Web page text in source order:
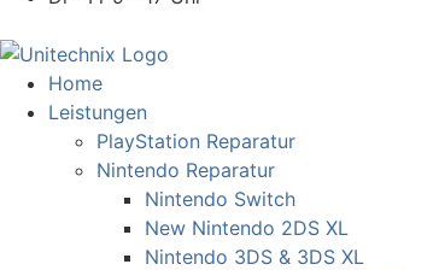
Home
Leistungen
PlayStation Reparatur
Nintendo Reparatur
Nintendo Switch
New Nintendo 2DS XL
Nintendo 3DS & 3DS XL